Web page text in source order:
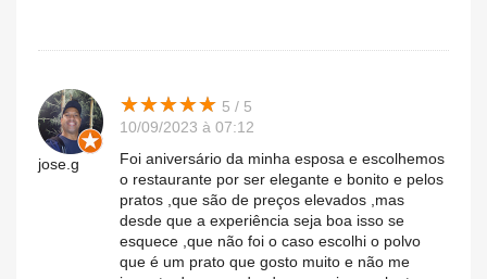
jose.g
★★★★★
★★★★★ 5 / 5
10/09/2023 à 07:12
Foi aniversário da minha esposa e escolhemos
o restaurante por ser elegante e bonito e pelos
pratos ,que são de preços elevados ,mas
desde que a experiência seja boa isso se
esquece ,que não foi o caso escolhi o polvo
que é um prato que gosto muito e não me